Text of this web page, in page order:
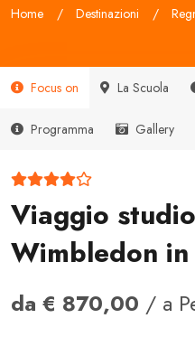
Home Destinazioni
Focus on La Scuola
Programma Gallery
Viaggio
Wimbledon
da € 870,00 / a